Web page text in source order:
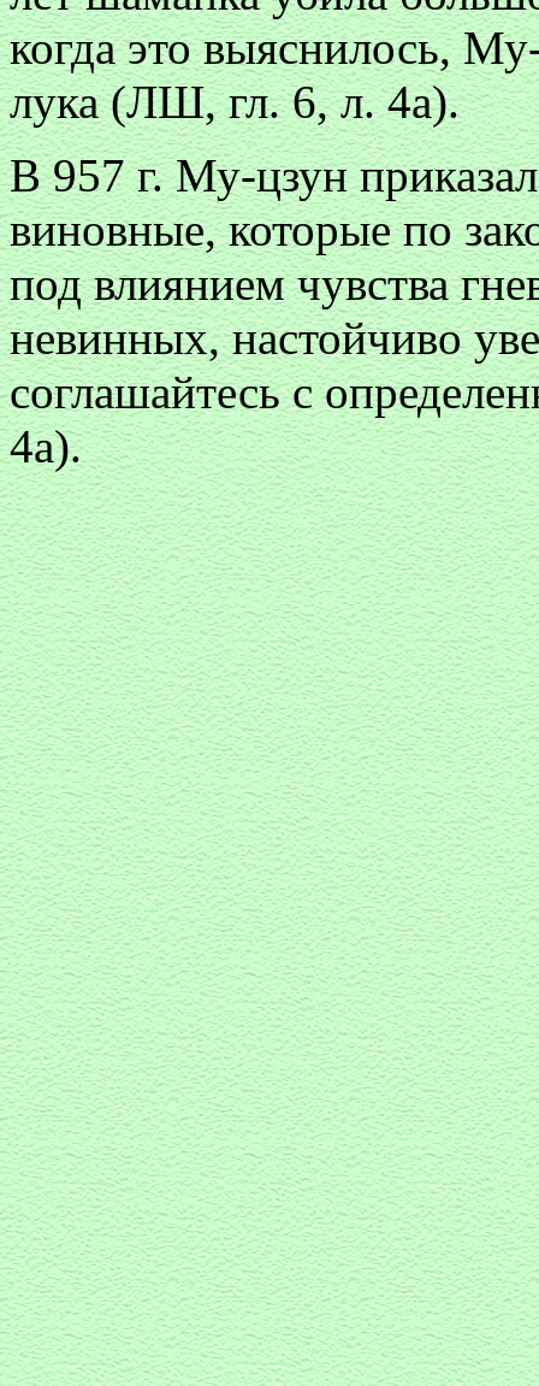
когда это выяснилось,
лука (ЛШ, гл. 6, л. 4а).
В 957 г. Му-цзун
виновные, которые по
под влиянием чувства
невинных, настойчиво
соглашайтесь с
4а).